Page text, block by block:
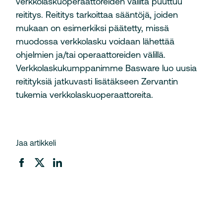
reititys. Reititys tarkoittaa sääntöjä, joiden
mukaan on esimerkiksi päätetty, missä
muodossa verkkolasku voidaan lähettää
ohjelmien ja/tai operaattoreiden välillä.
Verkkolaskukumppanimme Basware luo uusia
reitityksiä jatkuvasti lisätäkseen Zervantin
tukemia verkkolaskuoperaattoreita.
Jaa artikkeli